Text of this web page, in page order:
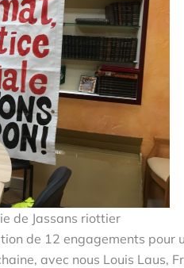
de Jassans riottier
de 12 engagements pour
avec nous Louis Laus,